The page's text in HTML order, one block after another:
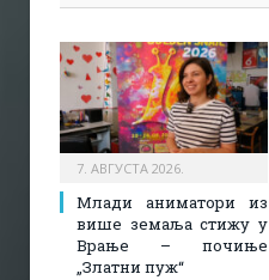
7. АВГУСТА 2026.
Млади аниматори из
више земаља стижу у
Врање – почиње
„Златни пуж“